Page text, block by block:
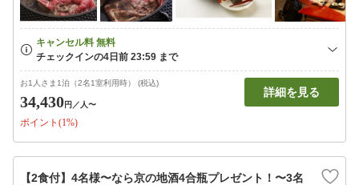
お1人さま1泊（2名1室利用時） (税込)
34,430円 ／人〜
ポイント(1%)
詳細を見る
【2食付】4名様〜なら京の地酒4合瓶プレゼント！〜3名